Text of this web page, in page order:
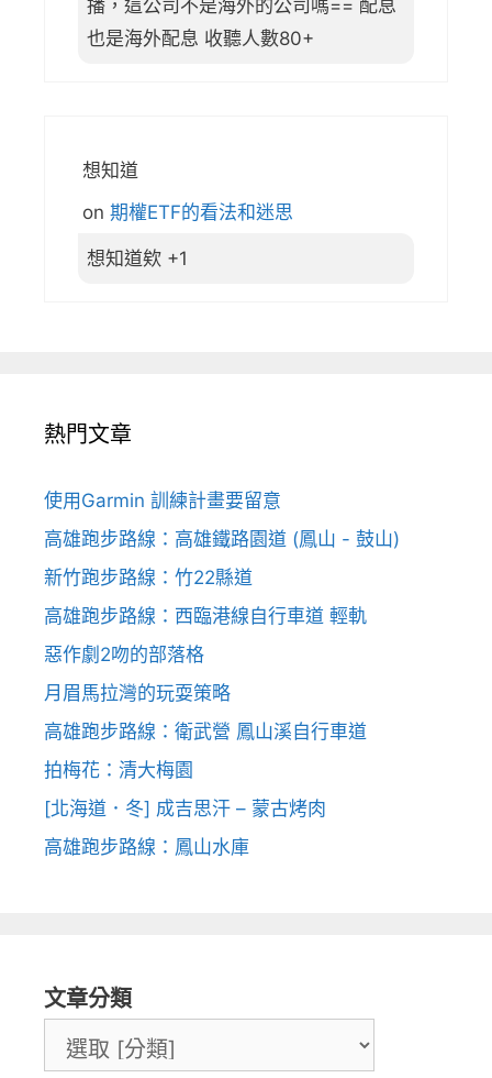
播，這公司不是海外的公司嗎== 配息
也是海外配息 收聽人數80+
想知道
on 期權ETF的看法和迷思
想知道欸 +1
熱門文章
使用Garmin 訓練計畫要留意
高雄跑步路線：高雄鐵路園道 (鳳山 - 鼓山)
新竹跑步路線：竹22縣道
高雄跑步路線：西臨港線自行車道 輕軌
惡作劇2吻的部落格
月眉馬拉灣的玩耍策略
高雄跑步路線：衛武營 鳳山溪自行車道
拍梅花：清大梅園
[北海道．冬] 成吉思汗 – 蒙古烤肉
高雄跑步路線：鳳山水庫
文章分類